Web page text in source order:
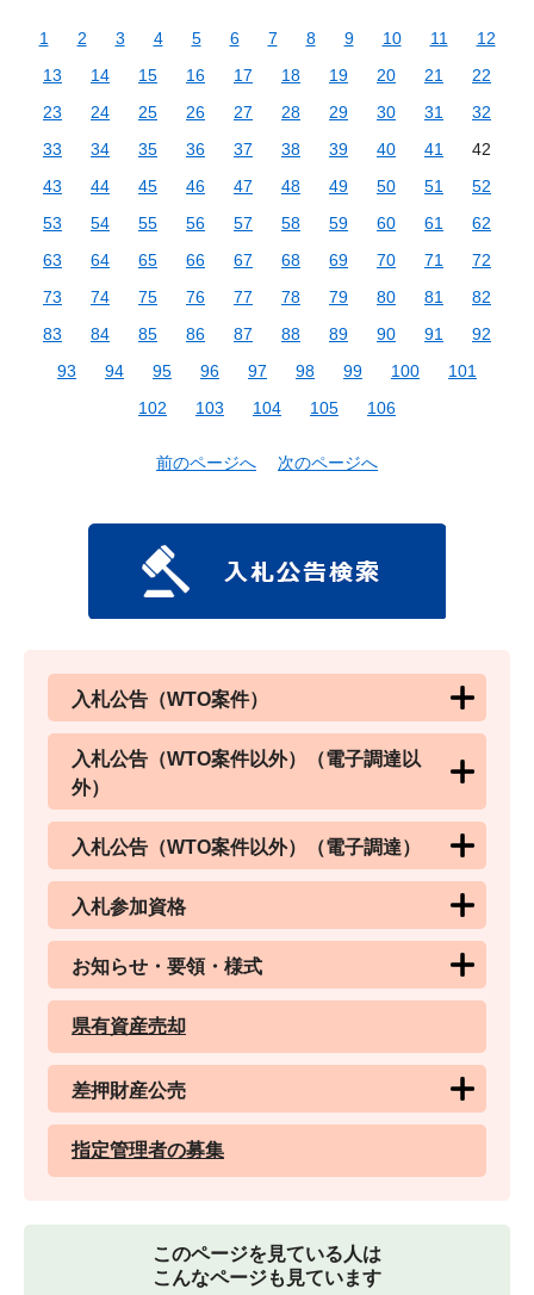
1 2 3 4 5 6 7 8 9 10 11
12
13
14 15 16 17 18 19 20 21
22
23
24 25 26 27 28 29 30 31
32
33
34 35 36 37 38 39 40 41
42
43
44 45 46 47 48 49 50 51
52
53
54 55 56 57 58 59 60 61
62
63
64 65 66 67 68 69 70 71
72
73
74 75 76 77 78 79 80 81
82
83
84 85 86 87 88 89 90 91
92
93
94 95 96 97 98 99 100
101
102
103 104 105 106
前のページへ 次のページへ
入札公告（WTO案件）
入札公告（WTO案件以外）（電子調達以
外）
入札公告（WTO案件以外）（電子調達）
入札参加資格
お知らせ・要領・様式
県有資産売却
差押財産公売
指定管理者の募集
このページを見ている人は
こんなページも見ています